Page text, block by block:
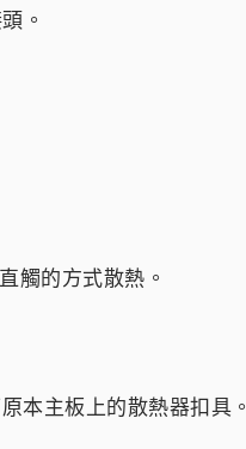
。
觸的方式散熱。
本主板上的散熱器扣具。